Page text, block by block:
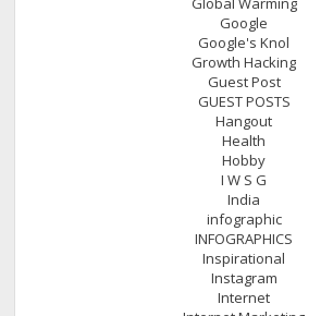
Google
Google's Knol
Growth Hacking
Guest Post
GUEST POSTS
Hangout
Health
Hobby
I W S G
India
infographic
INFOGRAPHICS
Inspirational
Instagram
Internet